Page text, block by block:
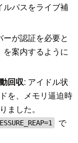
ルパスをライブ補
ーが認証を必要と
を案内するように
回収: アイドル状
を、メモリ逼迫時
ました。
で